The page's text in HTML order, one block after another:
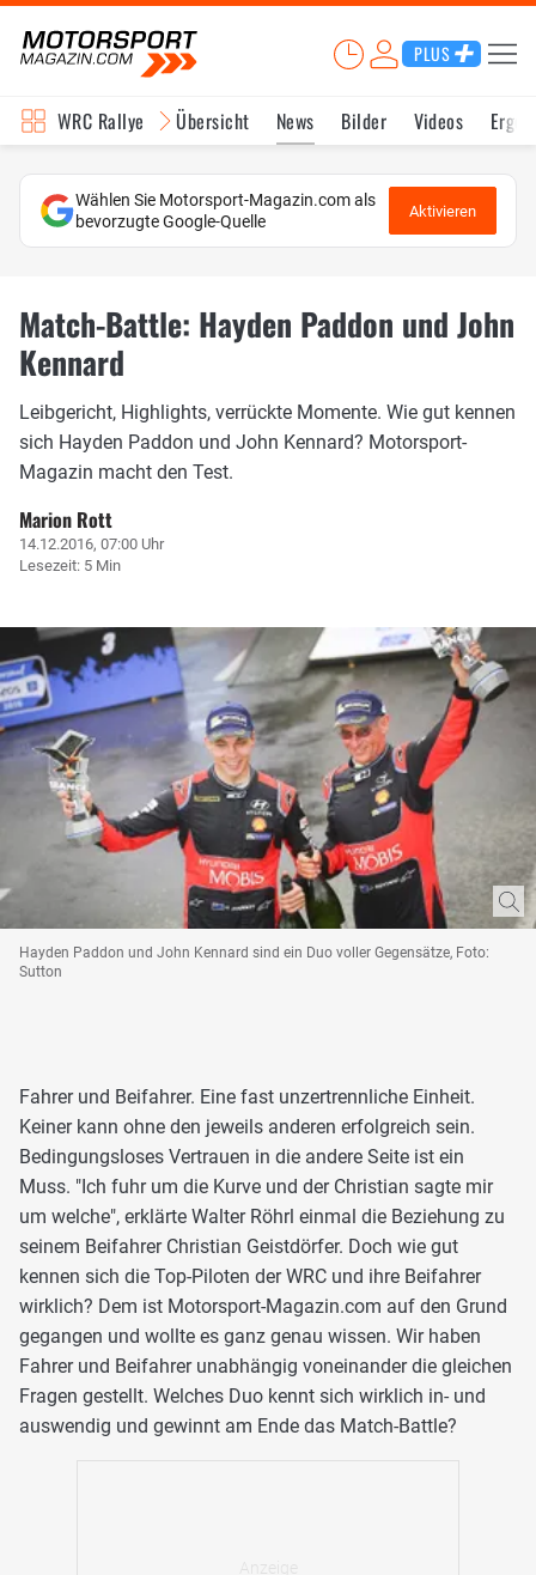
PLUS
WRC Rallye Übersicht News Bilder Videos
Wählen Sie Motorsport-Magazin.com als
bevorzugte Google-Quelle
Aktivieren
Match-Battle: Hayden Paddon und John
Kennard
Leibgericht, Highlights, verrückte Momente. Wie gut kennen
sich Hayden Paddon und John Kennard? Motorsport-
Magazin macht den Test.
Marion Rott
14.12.2016, 07:00 Uhr
Lesezeit: 5 Min
Hayden Paddon und John Kennard sind ein Duo voller Gegensätze, Foto:
Sutton
Fahrer und Beifahrer. Eine fast unzertrennliche Einheit.
Keiner kann ohne den jeweils anderen erfolgreich sein.
Bedingungsloses Vertrauen in die andere Seite ist ein
Muss. "Ich fuhr um die Kurve und der Christian sagte mir
um welche", erklärte Walter Röhrl einmal die Beziehung zu
seinem Beifahrer Christian Geistdörfer. Doch wie gut
kennen sich die Top-Piloten der WRC und ihre Beifahrer
wirklich? Dem ist Motorsport-Magazin.com auf den Grund
gegangen und wollte es ganz genau wissen. Wir haben
Fahrer und Beifahrer unabhängig voneinander die gleichen
Fragen gestellt. Welches Duo kennt sich wirklich in- und
auswendig und gewinnt am Ende das Match-Battle?